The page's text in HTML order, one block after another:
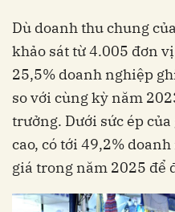
Dù doanh thu chung
khảo sát từ 4.005 đơn
25,5% doanh nghiệp
so với cùng kỳ năm
trưởng. Dưới sức ép
cao, có tới 49,2%
giá trong năm 2025 để